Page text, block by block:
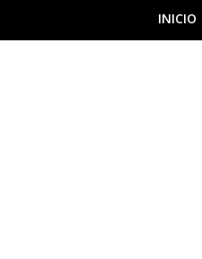
INICIO